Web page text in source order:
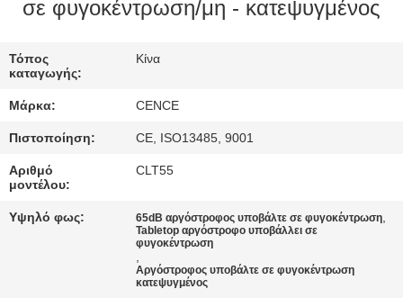
ΈΛΕΓΧΟΣ
ΕΠΙΚΟΙΝΩΝΉΣΤΕ
ΕΙΔΉΣΕΙΣ
ΥΠΟΘΈΣΕΙΣ
σε φυγοκέντρωση/μη - κατεψυγμένος
Τόπος
καταγωγής:
Κίνα
Μάρκα: CENCE
Πιστοποίηση: CE, ISO13485, 9001
Αριθμό
μοντέλου:
CLT55
Υψηλό φως: 65dB αργόστροφος υποβάλτε σε φυγοκέντρωση,
Tabletop αργόστροφο υποβάλλει σε
φυγοκέντρωση
,
Αργόστροφος υποβάλτε σε φυγοκέντρωση
κατεψυγμένος